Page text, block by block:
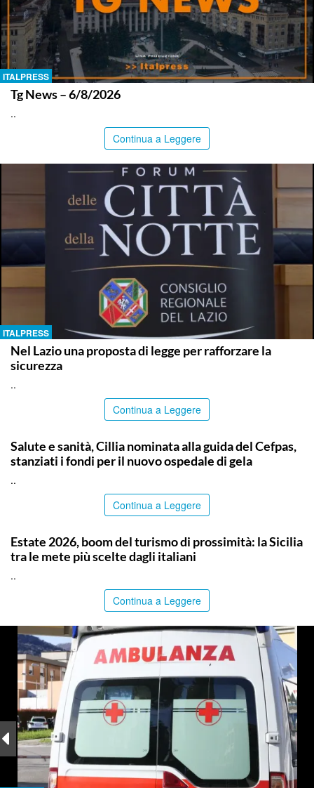
ITALPRESS
Tg News – 6/8/2026
..
Continua a Leggere
ITALPRESS
Nel Lazio una proposta di legge per rafforzare la
sicurezza
..
Continua a Leggere
Salute e sanità, Cillia nominata alla guida del Cefpas,
stanziati i fondi per il nuovo ospedale di gela
..
Continua a Leggere
Estate 2026, boom del turismo di prossimità: la Sicilia
tra le mete più scelte dagli italiani
..
Continua a Leggere